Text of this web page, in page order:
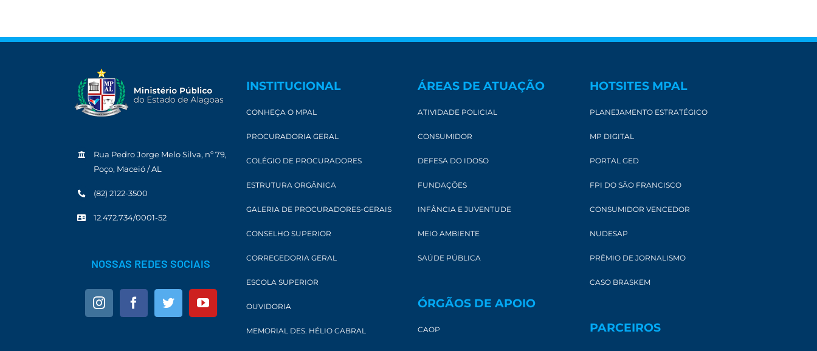
Rua Pedro Jorge Melo Silva, nº 79,
Poço, Maceió / AL
(82) 2122-3500
12.472.734/0001-52
NOSSAS REDES SOCIAIS
INSTITUCIONAL
CONHEÇA O MPAL
PROCURADORIA GERAL
COLÉGIO DE PROCURADORES
ESTRUTURA ORGÂNICA
GALERIA DE PROCURADORES-GERAIS
CONSELHO SUPERIOR
CORREGEDORIA GERAL
ESCOLA SUPERIOR
OUVIDORIA
MEMORIAL DES. HÉLIO CABRAL
ÁREAS DE ATUAÇÃO
ATIVIDADE POLICIAL
CONSUMIDOR
DEFESA DO IDOSO
FUNDAÇÕES
INFÂNCIA E JUVENTUDE
MEIO AMBIENTE
SAÚDE PÚBLICA
ÓRGÃOS DE APOIO
CAOP
HOTSITES MPAL
PLANEJAMENTO ESTRATÉGICO
MP DIGITAL
PORTAL GED
FPI DO SÃO FRANCISCO
CONSUMIDOR VENCEDOR
NUDESAP
PRÊMIO DE JORNALISMO
CASO BRASKEM
PARCEIROS